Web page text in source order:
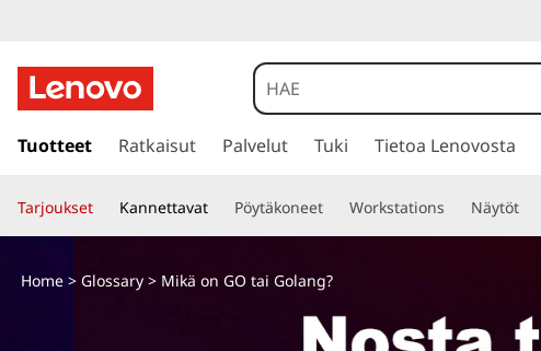
i
r
y
ä
Tuotteet Ratkaisut Palvelut Tuki Tietoa Lenovosta
Tarjoukset Kannettavat Pöytäkoneet Workstations Näytöt
Home> Glossary> Mikä on GO tai Golang?